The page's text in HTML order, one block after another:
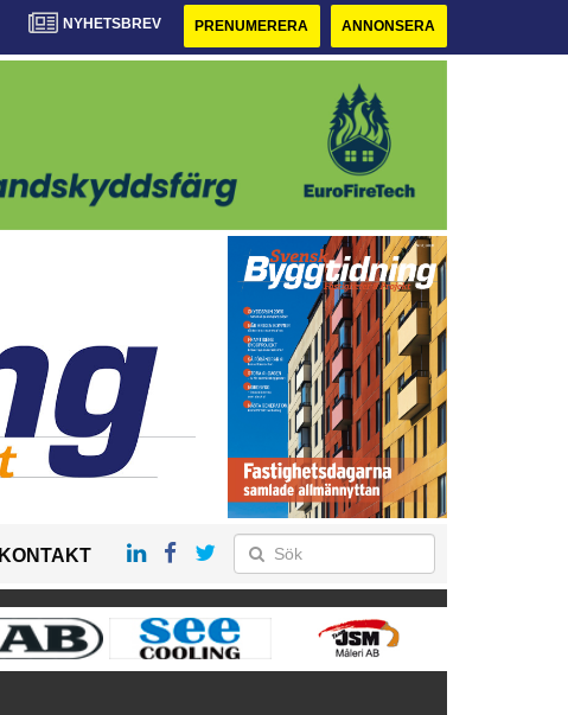
NYHETSBREV PRENUMERERA ANNONSERA
KONTAKT